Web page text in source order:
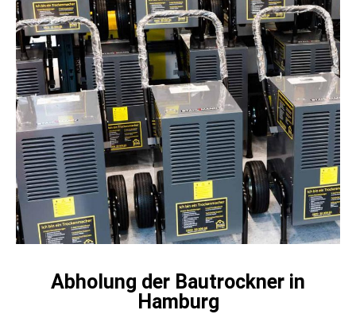
Abholung der Bautrockner in
Hamburg